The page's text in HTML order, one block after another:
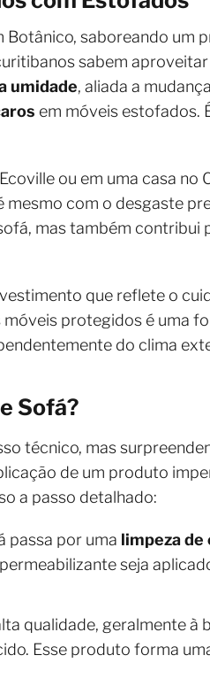
Botânico, saboreando um
sabem
umidade, aliada a
em móveis estofados.
ou em uma casa no
mesmo com o desgaste
mas também contribui
que reflete o
protegidos é uma
do clima
Sofá?
técnico, mas
de um produto
a passo detalhado:
passa por uma limpeza
seja
qualidade, geralmente à
Esse produto forma